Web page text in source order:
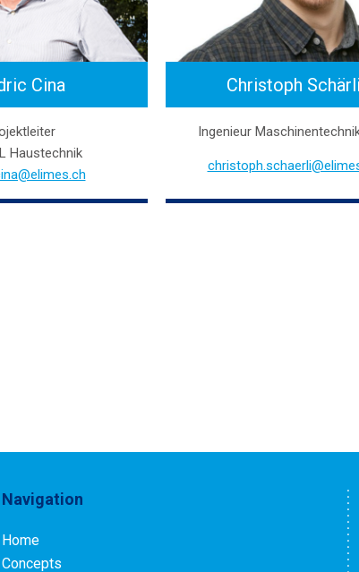
Cina
Haustechnik
Christoph Schärli
Ingenieur
Navigation
Home
Concepts